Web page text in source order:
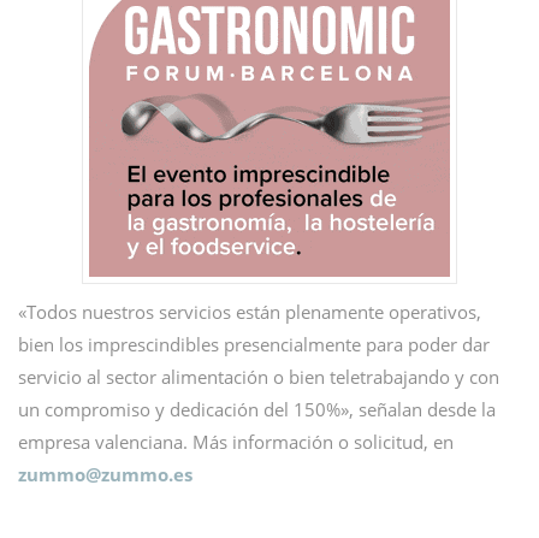
«Todos nuestros servicios están plenamente operativos,
bien los imprescindibles presencialmente para poder dar
servicio al sector alimentación o bien teletrabajando y con
un compromiso y dedicación del 150%», señalan desde la
empresa valenciana. Más información o solicitud, en
zummo@zummo.es